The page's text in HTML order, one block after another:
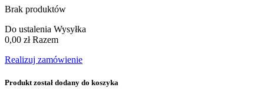
Brak produktów
Do ustalenia Wysyłka
0,00 zł Razem
Realizuj zamówienie
Produkt został dodany do koszyka